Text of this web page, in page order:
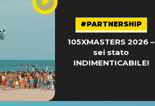
#PARTNERSHIP
105XMASTERS 2026 –
sei stato
INDIMENTICABILE!